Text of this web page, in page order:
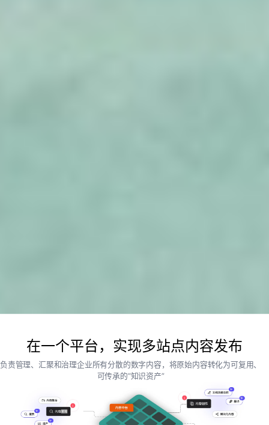
在一个平台，实现多站点内容发布
负责管理、汇聚和治理企业所有分散的数字内容，将原始内容转化为可复用、
可传承的“知识资产”